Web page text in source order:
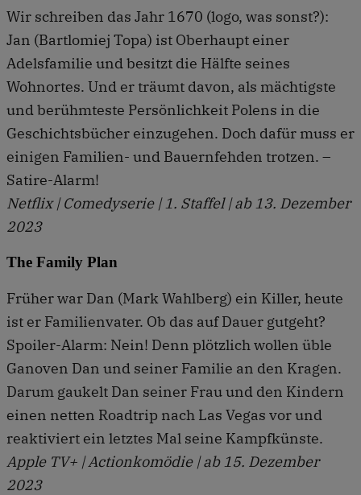
Wir schreiben das Jahr 1670 (logo, was sonst?):
Jan (Bartlomiej Topa) ist Oberhaupt einer
Adelsfamilie und besitzt die Hälfte seines
Wohnortes. Und er träumt davon, als mächtigste
und berühmteste Persönlichkeit Polens in die
Geschichtsbücher einzugehen. Doch dafür muss er
einigen Familien- und Bauernfehden trotzen. –
Satire-Alarm!
Netflix | Comedyserie | 1. Staffel | ab 13. Dezember
2023
The Family Plan
Früher war Dan (Mark Wahlberg) ein Killer, heute
ist er Familienvater. Ob das auf Dauer gutgeht?
Spoiler-Alarm: Nein! Denn plötzlich wollen üble
Ganoven Dan und seiner Familie an den Kragen.
Darum gaukelt Dan seiner Frau und den Kindern
einen netten Roadtrip nach Las Vegas vor und
reaktiviert ein letztes Mal seine Kampfkünste.
Apple TV+ | Actionkomödie | ab 15. Dezember
2023